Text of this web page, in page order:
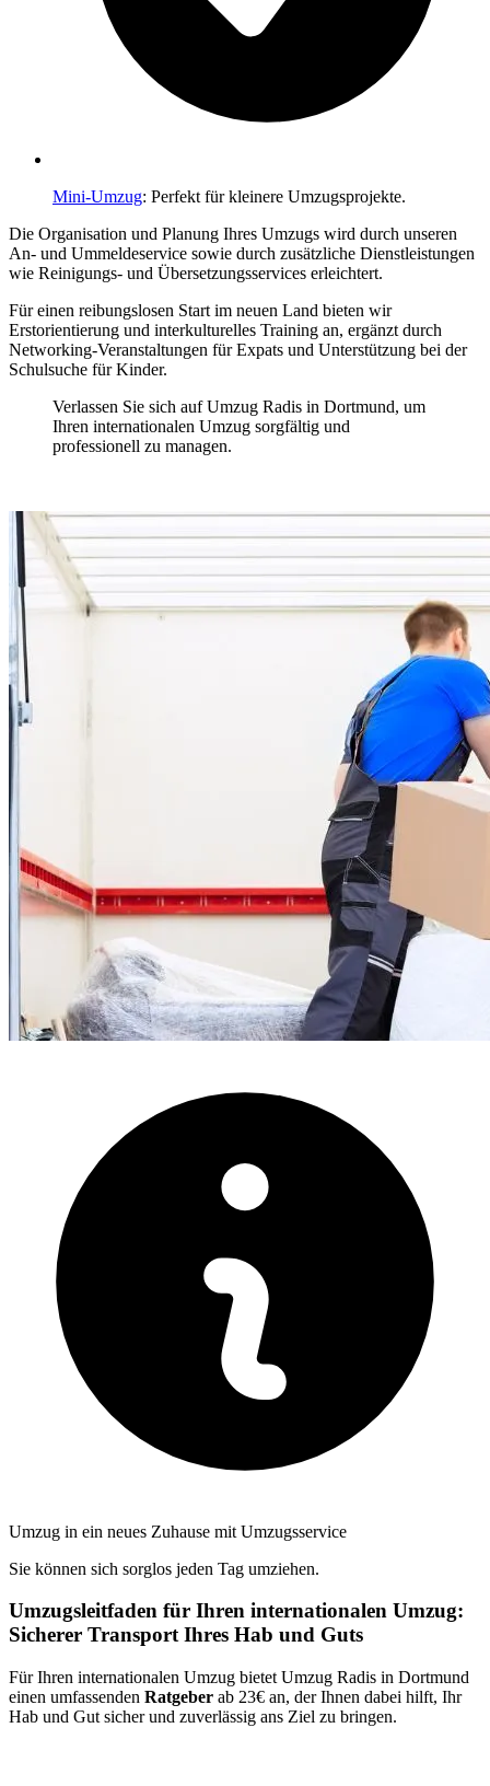
Mini-Umzug: Perfekt für kleinere Umzugsprojekte.
Die Organisation und Planung Ihres Umzugs wird durch unseren
An- und Ummeldeservice sowie durch zusätzliche Dienstleistungen
wie Reinigungs- und Übersetzungsservices erleichtert.
Für einen reibungslosen Start im neuen Land bieten wir
Erstorientierung und interkulturelles Training an, ergänzt durch
Networking-Veranstaltungen für Expats und Unterstützung bei der
Schulsuche für Kinder.
Verlassen Sie sich auf Umzug Radis in Dortmund, um
Ihren internationalen Umzug sorgfältig und
professionell zu managen.
Umzug in ein neues Zuhause mit Umzugsservice
Sie können sich sorglos jeden Tag umziehen.
Umzugsleitfaden für Ihren internationalen Umzug:
Sicherer Transport Ihres Hab und Guts
Für Ihren internationalen Umzug bietet Umzug Radis in Dortmund
einen umfassenden Ratgeber ab 23€ an, der Ihnen dabei hilft, Ihr
Hab und Gut sicher und zuverlässig ans Ziel zu bringen.